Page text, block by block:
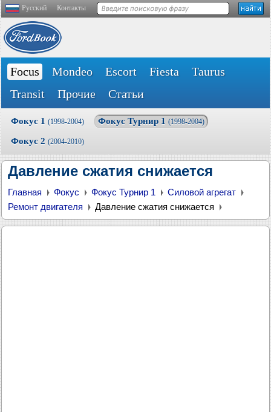
Русский Контакты
Focus Mondeo Escort Fiesta
Taurus
Transit
Прочие Статьи
Фокус 1 (1998-2004) Фокус Турнир 1 (1998-2004)
Фокус 2 (2004-2010)
Давление сжатия снижается
Главная Фокус Фокус Турнир 1
Силовой агрегат
Ремонт двигателя
Давление сжатия снижается